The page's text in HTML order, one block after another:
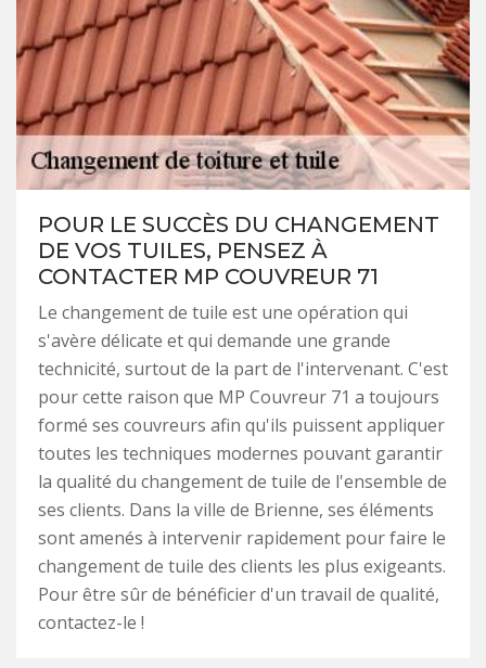
POUR LE SUCCÈS DU CHANGEMENT
DE VOS TUILES, PENSEZ À
CONTACTER MP COUVREUR 71
Le changement de tuile est une opération qui
s'avère délicate et qui demande une grande
technicité, surtout de la part de l'intervenant. C'est
pour cette raison que MP Couvreur 71 a toujours
formé ses couvreurs afin qu'ils puissent appliquer
toutes les techniques modernes pouvant garantir
la qualité du changement de tuile de l'ensemble de
ses clients. Dans la ville de Brienne, ses éléments
sont amenés à intervenir rapidement pour faire le
changement de tuile des clients les plus exigeants.
Pour être sûr de bénéficier d'un travail de qualité,
contactez-le !